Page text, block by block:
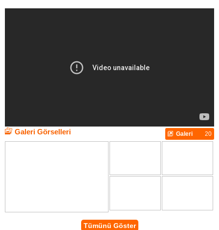
Galeri Görselleri Galeri 20
Tümünü Göster